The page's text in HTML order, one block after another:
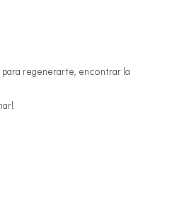
para regenerarte, encontrar la